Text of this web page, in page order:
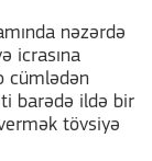
nəzərdə
icrasına
cümlədən
barədə ildə bir
tövsiyə